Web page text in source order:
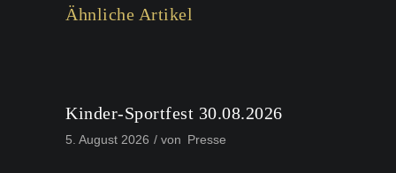
Ähnliche Artikel
Kinder-Sportfest 30.08.2026
5. August 2026 von Presse